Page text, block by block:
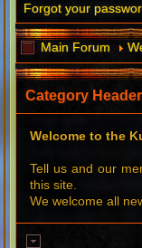
Forgot your
Main Forum
Category Header
Welcome to the
Tell us and our
this site.
We welcome all